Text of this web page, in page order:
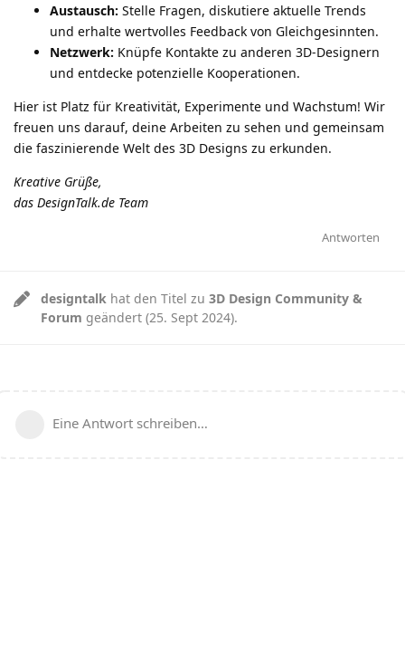
Austausch: Stelle Fragen, diskutiere aktuelle Trends
und erhalte wertvolles Feedback von Gleichgesinnten.
Netzwerk: Knüpfe Kontakte zu anderen 3D-Designern
und entdecke potenzielle Kooperationen.
Hier ist Platz für Kreativität, Experimente und Wachstum! Wir
freuen uns darauf, deine Arbeiten zu sehen und gemeinsam
die faszinierende Welt des 3D Designs zu erkunden.
Kreative Grüße,
das DesignTalk.de Team
Antworten
designtalk hat den Titel zu 3D Design Community &
Forum geändert (25. Sept 2024).
Eine Antwort schreiben…